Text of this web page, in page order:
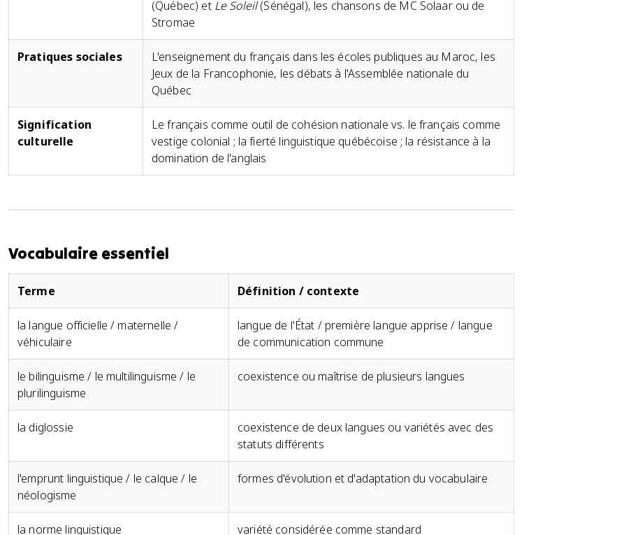
(Québec) et Le Soleil(Sénégal), les chansons de MC Solaar ou de
Stromae
Pratiques sociales
L'enseignement du français dans les écoles publiques au Maroc, les
Jeux de la Francophonie, les débats à l'Assemblée nationale du
Québec
Signification
culturelle
Le français comme outil de cohésion nationale vs. le français comme
vestige colonial ; la fierté linguistique québécoise ; la résistance à la
domination de l'anglais
Vocabulaire essentiel
Terme Définition / contexte
la langue officielle / maternelle /
véhiculaire
langue de l'État / première langue apprise / langue
de communication commune
le bilinguisme / le multilinguisme / le
plurilinguisme
coexistence ou maîtrise de plusieurs langues
la diglossie
coexistence de deux langues ou variétés avec des
statuts différents
l'emprunt linguistique / le calque / le
néologisme
formes d'évolution et d'adaptation du vocabulaire
la norme linguistique variété considérée comme standard